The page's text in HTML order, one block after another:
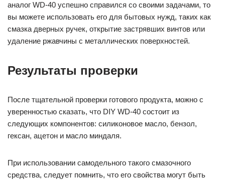
аналог WD-40 успешно справился со своими задачами, то
вы можете использовать его для бытовых нужд, таких как
смазка дверных ручек, открытие застрявших винтов или
удаление ржавчины с металлических поверхностей.
Результаты проверки
После тщательной проверки готового продукта, можно с
уверенностью сказать, что DIY WD-40 состоит из
следующих компонентов: силиконовое масло, бензол,
гексан, ацетон и масло миндаля.
При использовании самодельного такого смазочного
средства, следует помнить, что его свойства могут быть